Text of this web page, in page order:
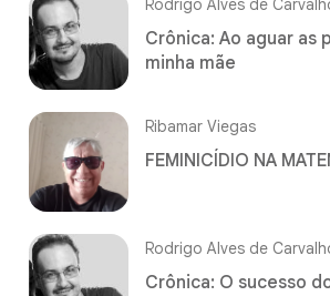
Rodrigo Alves de
Crônica: Ao aguar as
minha mãe
Ribamar Viegas
FEMINICÍDIO NA
Rodrigo Alves de
Crônica: O sucesso